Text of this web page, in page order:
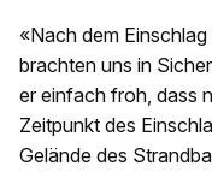
«Nach dem
brachten uns in
er einfach froh, dass
Zeitpunkt des
Gelände des